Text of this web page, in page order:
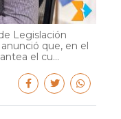
Legislación
que, en el
el cu...